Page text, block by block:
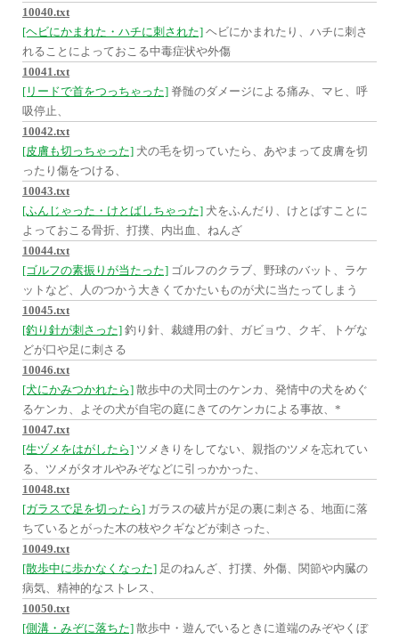
10040.txt
[ヘビにかまれた・ハチに刺された] ヘビにかまれたり、ハチに刺さ
れることによっておこる中毒症状や外傷
10041.txt
[リードで首をつっちゃった] 脊髄のダメージによる痛み、マヒ、呼
吸停止、
10042.txt
[皮膚も切っちゃった] 犬の毛を切っていたら、あやまって皮膚を切
ったり傷をつける、
10043.txt
[ふんじゃった・けとばしちゃった] 犬をふんだり、けとばすことに
よっておこる骨折、打撲、内出血、ねんざ
10044.txt
[ゴルフの素振りが当たった] ゴルフのクラブ、野球のバット、ラケ
ットなど、人のつかう大きくてかたいものが犬に当たってしまう
10045.txt
[釣り針が刺さった] 釣り針、裁縫用の針、ガビョウ、クギ、トゲな
どが口や足に刺さる
10046.txt
[犬にかみつかれたら] 散歩中の犬同士のケンカ、発情中の犬をめぐ
るケンカ、よその犬が自宅の庭にきてのケンカによる事故、*
10047.txt
[生ヅメをはがしたら] ツメきりをしてない、親指のツメを忘れてい
る、ツメがタオルやみぞなどに引っかかった、
10048.txt
[ガラスで足を切ったら] ガラスの破片が足の裏に刺さる、地面に落
ちているとがった木の枝やクギなどが刺さった、
10049.txt
[散歩中に歩かなくなった] 足のねんざ、打撲、外傷、関節や内臓の
病気、精神的なストレス、
10050.txt
[側溝・みぞに落ちた] 散歩中・遊んでいるときに道端のみぞやくぼ